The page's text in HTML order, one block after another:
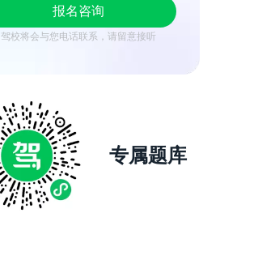
报名咨询
驾校将会与您电话联系，请留意接听
专属题库